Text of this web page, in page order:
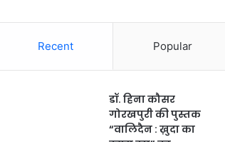
Recent Popular
डॉ. हिना कौसर
गोरखपुरी की पुस्तक
“वालिदैन : ख़ुदा का